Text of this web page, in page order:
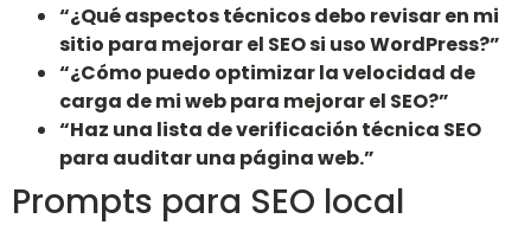
“¿Qué aspectos técnicos debo revisar en mi
sitio para mejorar el SEO si uso WordPress?”
“¿Cómo puedo optimizar la velocidad de
carga de mi web para mejorar el SEO?”
“Haz una lista de verificación técnica SEO
para auditar una página web.”
Prompts para SEO local